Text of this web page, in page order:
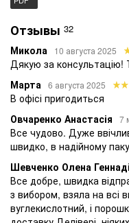
Отзывы 32
Микола 10 августа 2025
Дякую за консультацію!
Марта 6 августа 2025
В офісі пригодиться
Овчаренко Анастасія
7
Все чудово. Дуже
швидко, в надійному
Шевченко Олена
Все добре, швидка
з вибором, взяла на всі
вуглекислотний, і